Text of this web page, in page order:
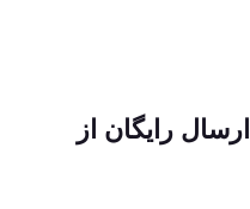
ارسال رایگان از